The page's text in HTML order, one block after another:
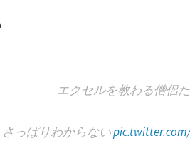
エクセルを教わる僧侶
さっぱりわからない